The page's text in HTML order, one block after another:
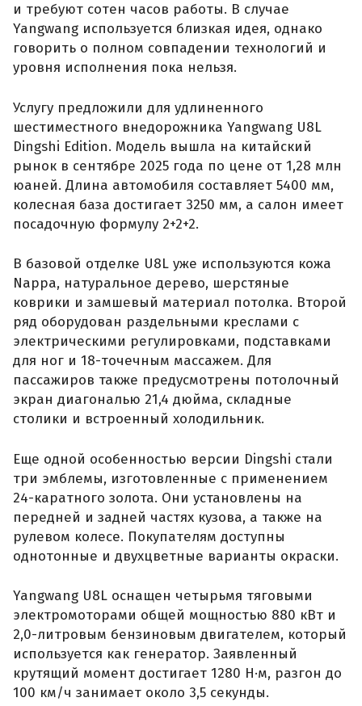
и требуют сотен часов работы. В случае
Yangwang используется близкая идея, однако
говорить о полном совпадении технологий и
уровня исполнения пока нельзя.
Услугу предложили для удлиненного
шестиместного внедорожника Yangwang U8L
Dingshi Edition. Модель вышла на китайский
рынок в сентябре 2025 года по цене от 1,28 млн
юаней. Длина автомобиля составляет 5400 мм,
колесная база достигает 3250 мм, а салон имеет
посадочную формулу 2+2+2.
В базовой отделке U8L уже используются кожа
Nappa, натуральное дерево, шерстяные
коврики и замшевый материал потолка. Второй
ряд оборудован раздельными креслами с
электрическими регулировками, подставками
для ног и 18-точечным массажем. Для
пассажиров также предусмотрены потолочный
экран диагональю 21,4 дюйма, складные
столики и встроенный холодильник.
Еще одной особенностью версии Dingshi стали
три эмблемы, изготовленные с применением
24-каратного золота. Они установлены на
передней и задней частях кузова, а также на
рулевом колесе. Покупателям доступны
однотонные и двухцветные варианты окраски.
Yangwang U8L оснащен четырьмя тяговыми
электромоторами общей мощностью 880 кВт и
2,0-литровым бензиновым двигателем, который
используется как генератор. Заявленный
крутящий момент достигает 1280 Н·м, разгон до
100 км/ч занимает около 3,5 секунды.